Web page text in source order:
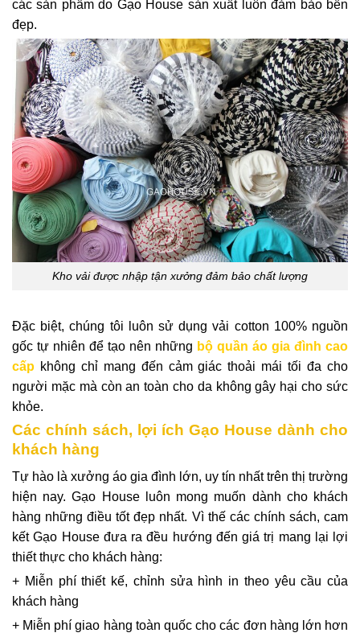
các sản phẩm do Gạo House sản xuất luôn đảm bảo bền
đẹp.
Kho vải được nhập tận xưởng đảm bảo chất lượng
Đặc biệt, chúng tôi luôn sử dụng vải cotton 100% nguồn
gốc tự nhiên để tạo nên những bộ quần áo gia đình cao
cấp không chỉ mang đến cảm giác thoải mái tối đa cho
người mặc mà còn an toàn cho da không gây hại cho sức
khỏe.
Các chính sách, lợi ích Gạo House dành cho
khách hàng
Tự hào là xưởng áo gia đình lớn, uy tín nhất trên thị trường
hiện nay. Gạo House luôn mong muốn dành cho khách
hàng những điều tốt đẹp nhất. Vì thế các chính sách, cam
kết Gạo House đưa ra đều hướng đến giá trị mang lại lợi
thiết thực cho khách hàng:
+ Miễn phí thiết kế, chỉnh sửa hình in theo yêu cầu của
khách hàng
+ Miễn phí giao hàng toàn quốc cho các đơn hàng lớn hơn